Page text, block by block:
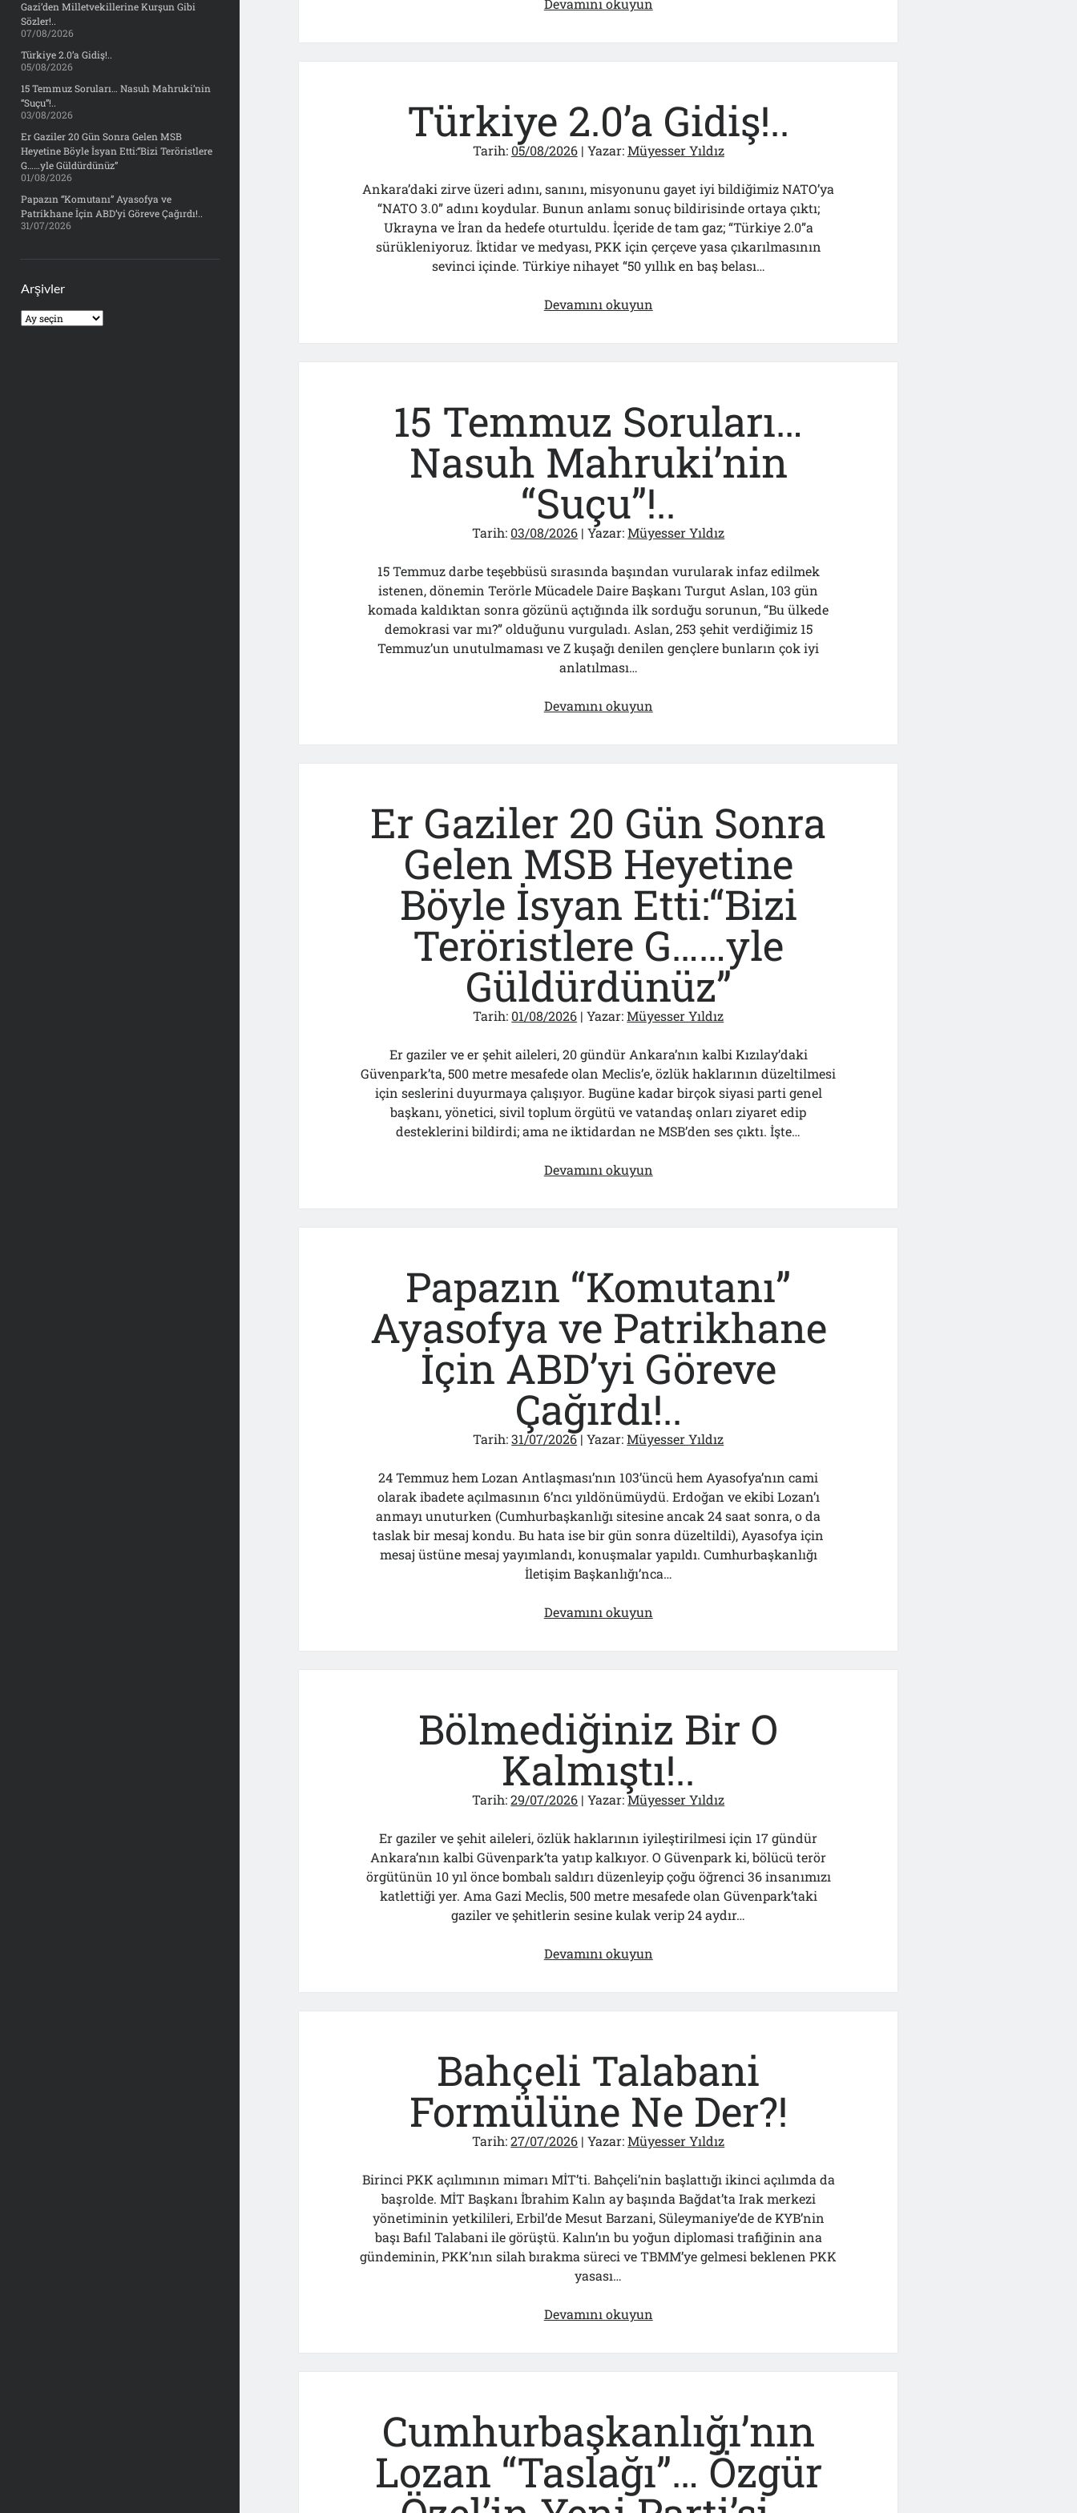
Gazi’den Milletvekillerine Kurşun Gibi
Sözler!..
07/08/2026
Türkiye 2.0’a Gidiş!..
05/08/2026
15 Temmuz Soruları… Nasuh Mahruki’nin
“Suçu”!..
03/08/2026
Er Gaziler 20 Gün Sonra Gelen MSB
Heyetine Böyle İsyan Etti:“Bizi Teröristlere
G……yle Güldürdünüz”
01/08/2026
Papazın “Komutanı” Ayasofya ve
Patrikhane İçin ABD’yi Göreve Çağırdı!..
31/07/2026
Arşivler
Arşivler
Devamını okuyun
Türkiye 2.0’a Gidiş!..
Tarih: 05/08/2026| Yazar:Müyesser Yıldız
Ankara’daki zirve üzeri adını, sanını, misyonunu gayet iyi bildiğimiz NATO’ya
“NATO 3.0” adını koydular. Bunun anlamı sonuç bildirisinde ortaya çıktı;
Ukrayna ve İran da hedefe oturtuldu. İçeride de tam gaz; “Türkiye 2.0”a
sürükleniyoruz. İktidar ve medyası, PKK için çerçeve yasa çıkarılmasının
sevinci içinde. Türkiye nihayet “50 yıllık en baş belası…
Devamını okuyun
15 Temmuz Soruları…
Nasuh Mahruki’nin
“Suçu”!..
Tarih: 03/08/2026 | Yazar:Müyesser Yıldız
15 Temmuz darbe teşebbüsü sırasında başından vurularak infaz edilmek
istenen, dönemin Terörle Mücadele Daire Başkanı Turgut Aslan, 103 gün
komada kaldıktan sonra gözünü açtığında ilk sorduğu sorunun, “Bu ülkede
demokrasi var mı?” olduğunu vurguladı. Aslan, 253 şehit verdiğimiz 15
Temmuz’un unutulmaması ve Z kuşağı denilen gençlere bunların çok iyi
anlatılması…
Devamını okuyun
Er Gaziler 20 Gün Sonra
Gelen MSB Heyetine
Böyle İsyan Etti:“Bizi
Teröristlere G……yle
Güldürdünüz”
Tarih: 01/08/2026 | Yazar:Müyesser Yıldız
Er gaziler ve er şehit aileleri, 20 gündür Ankara’nın kalbi Kızılay’daki
Güvenpark’ta, 500 metre mesafede olan Meclis’e, özlük haklarının düzeltilmesi
için seslerini duyurmaya çalışıyor. Bugüne kadar birçok siyasi parti genel
başkanı, yönetici, sivil toplum örgütü ve vatandaş onları ziyaret edip
desteklerini bildirdi; ama ne iktidardan ne MSB’den ses çıktı. İşte…
Devamını okuyun
MSB
Heyetine
Böyle
İsyan
Etti:“Bizi
Teröristlere
G……
yle
Güldürdünüz”
Papazın “Komutanı”
Ayasofya ve Patrikhane
İçin ABD’yi Göreve
Çağırdı!..
Tarih:31/07/2026| Yazar:Müyesser Yıldız
24 Temmuz hem Lozan Antlaşması’nın 103’üncü hem Ayasofya’nın cami
olarak ibadete açılmasının 6’ncı yıldönümüydü. Erdoğan ve ekibi Lozan’ı
anmayı unuturken (Cumhurbaşkanlığı sitesine ancak 24 saat sonra, o da
taslak bir mesaj kondu. Bu hata ise bir gün sonra düzeltildi), Ayasofya için
mesaj üstüne mesaj yayımlandı, konuşmalar yapıldı. Cumhurbaşkanlığı
İletişim Başkanlığı’nca…
Devamını okuyun
ABD’yi
Göreve
Çağırdı!..
Bölmediğiniz Bir O
Kalmıştı!..
Tarih:29/07/2026 | Yazar:Müyesser Yıldız
Er gaziler ve şehit aileleri, özlük haklarının iyileştirilmesi için 17 gündür
Ankara’nın kalbi Güvenpark’ta yatıp kalkıyor. O Güvenpark ki, bölücü terör
örgütünün 10 yıl önce bombalı saldırı düzenleyip çoğu öğrenci 36 insanımızı
katlettiği yer. Ama Gazi Meclis, 500 metre mesafede olan Güvenpark’taki
gaziler ve şehitlerin sesine kulak verip 24 aydır…
Devamını okuyun
Bahçeli Talabani
Formülüne Ne Der?!
Tarih:27/07/2026 | Yazar:Müyesser Yıldız
Birinci PKK açılımının mimarı MİT’ti. Bahçeli’nin başlattığı ikinci açılımda da
başrolde. MİT Başkanı İbrahim Kalın ay başında Bağdat’ta Irak merkezi
yönetiminin yetkilileri, Erbil’de Mesut Barzani, Süleymaniye’de de KYB’nin
başı Bafıl Talabani ile görüştü. Kalın’ın bu yoğun diplomasi trafiğinin ana
gündeminin, PKK’nın silah bırakma süreci ve TBMM’ye gelmesi beklenen PKK
yasası…
Devamını okuyun
Cumhurbaşkanlığı’nın
Lozan “Taslağı”… Özgür